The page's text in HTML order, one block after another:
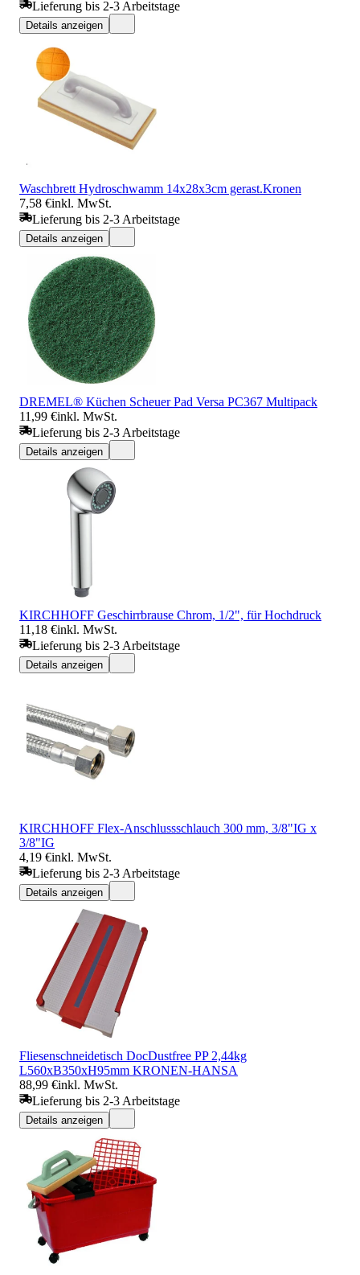
Lieferung bis 2-3 Arbeitstage
Details anzeigen
Waschbrett Hydroschwamm 14x28x3cm gerast.Kronen
7,58 €inkl. MwSt.
Lieferung bis 2-3 Arbeitstage
Details anzeigen
DREMEL® Küchen Scheuer Pad Versa PC367 Multipack
11,99 €inkl. MwSt.
Lieferung bis 2-3 Arbeitstage
Details anzeigen
KIRCHHOFF Geschirrbrause Chrom, 1/2", für Hochdruck
11,18 €inkl. MwSt.
Lieferung bis 2-3 Arbeitstage
Details anzeigen
KIRCHHOFF Flex-Anschlussschlauch 300 mm, 3/8"IG x
3/8"IG
4,19 €inkl. MwSt.
Lieferung bis 2-3 Arbeitstage
Details anzeigen
Fliesenschneidetisch DocDustfree PP 2,44kg
L560xB350xH95mm KRONEN-HANSA
88,99 €inkl. MwSt.
Lieferung bis 2-3 Arbeitstage
Details anzeigen